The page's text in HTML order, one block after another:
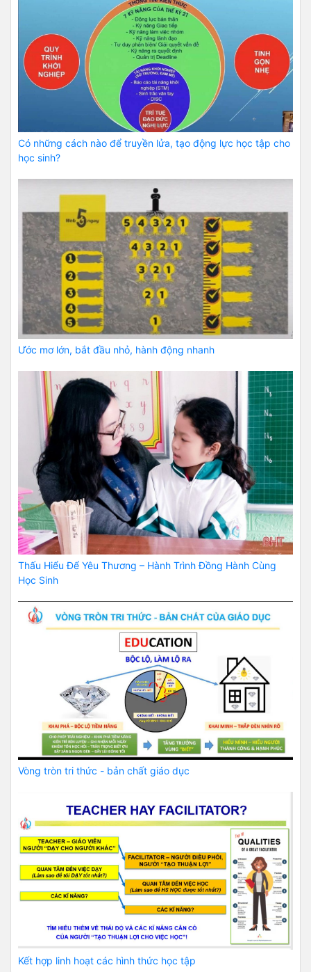
Có những cách nào để truyền lửa, tạo động lực học tập cho
học sinh?
Ước mơ lớn, bắt đầu nhỏ, hành động nhanh
Thấu Hiểu Để Yêu Thương – Hành Trình Đồng Hành Cùng
Học Sinh
Vòng tròn tri thức - bản chất giáo dục
Kết hợp linh hoạt các hình thức học tập